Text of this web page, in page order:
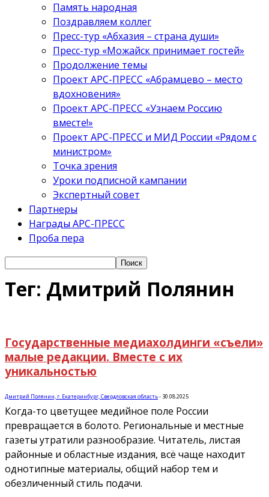
Память народная
Поздравляем коллег
Пресс-тур «Абхазия – страна души»
Пресс-тур «Можайск принимает гостей»
Продолжение темы
Проект АРС-ПРЕСС «Абрамцево – место
вдохновения»
Проект АРС-ПРЕСС «Узнаем Россию
вместе!»
Проект АРС-ПРЕСС и МИД России «Рядом с
министром»
Точка зрения
Уроки подписной кампании
Экспертный совет
Партнеры
Награды АРС-ПРЕСС
Проба пера
Тег: Дмитрий Полянин
Государственные медиахолдинги «съели»
малые редакции. Вместе с их
уникальностью
Дмитрий Полянин, г. Екатеринбург, Свердловская область- 30.08.2025
Когда-то цветущее медийное поле России
превращается в болото. Региональные и местные
газеты утратили разнообразие. Читатель, листая
районные и областные издания, всё чаще находит
однотипные материалы, общий набор тем и
обезличенный стиль подачи.